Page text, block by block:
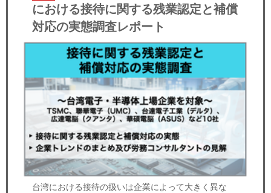
における接待に関する残業認定と補償
対応の実態調査レポート
台湾における接待の扱いは企業によって大きく異な